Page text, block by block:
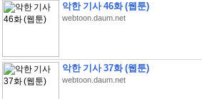
악한 기사 46화 (웹툰)
webtoon.daum.net
악한 기사 37화 (웹툰)
webtoon.daum.net